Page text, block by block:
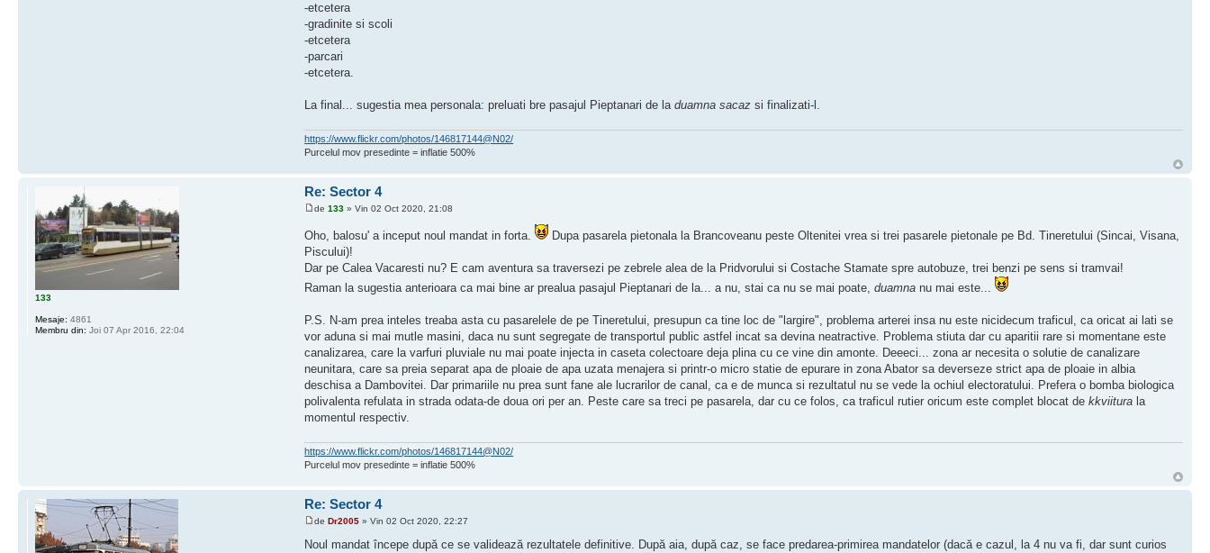
-etcetera
-gradinite si scoli
-etcetera
-parcari
-etcetera.
La final... sugestia mea personala: preluati bre pasajul Pieptanari de laduamna sacaz si finalizati-l.
https://www.flickr.com/photos/146817144@N02/
Purcelul mov presedinte = inflatie 500%
Re: Sector 4
de133 » Vin 02 Oct 2020, 21:08
Oho, balosu' a inceput noul mandat in forta.
Dupa pasarela pietonala la Brancoveanu peste Oltenitei vrea si trei pasarele pietonale pe Bd. Tineretului (Sincai, Visana,
Piscului)!
Dar pe Calea Vacaresti nu? E cam aventura sa traversezi pe zebrele alea de la Pridvorului si Costache Stamate spre autobuze, trei benzi pe sens si tramvai!
Raman la sugestia anterioara ca mai bine ar prealua pasajul Pieptanari de la... a nu, stai ca nu se mai poate,duamna nu mai este...
P.S. N-am prea inteles treaba asta cu pasarelele de pe Tineretului, presupun ca tine loc de "largire", problema arterei insa nu este nicidecum traficul, ca oricat ai lati se
vor aduna si mai mutle masini, daca nu sunt segregate de transportul public astfel incat sa devina neatractive. Problema stiuta dar cu aparitii rare si momentane este
canalizarea, care la varfuri pluviale nu mai poate injecta in caseta colectoare deja plina cu ce vine din amonte. Deeeci... zona ar necesita o solutie de canalizare
neunitara, care sa preia separat apa de ploaie de apa uzata menajera si printr-o micro statie de epurare in zona Abator sa deverseze strict apa de ploaie in albia
deschisa a Dambovitei. Dar primariile nu prea sunt fane ale lucrarilor de canal, ca e de munca si rezultatul nu se vede la ochiul electoratului. Prefera o bomba biologica
polivalenta refulata in strada odata-de doua ori per an. Peste care sa treci pe pasarela, dar cu ce folos, ca traficul rutier oricum este complet blocat dekkviitura la
momentul respectiv.
https://www.flickr.com/photos/146817144@N02/
Purcelul mov presedinte = inflatie 500%
133
Mesaje: 4861
Membru din: Joi 07 Apr 2016, 22:04
Re: Sector 4
de Dr2005 » Vin 02 Oct 2020, 22:27
Noul mandat începe după ce se validează rezultatele definitive. După aia, după caz, se face predarea-primirea mandatelor (dacă e cazul, la 4 nu va fi, dar sunt curios